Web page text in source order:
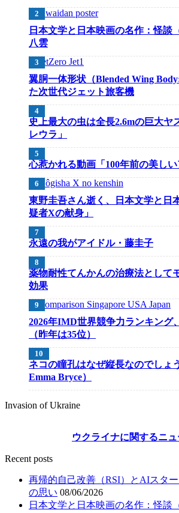
日本文学と日本映画の名作：怪談
八雲
翼胴一体形状（Blended Wing
た次世代ジェット旅客機
史上最大の虫は全長2.6mの巨大ヤ
レウラ」
心惹かれる動画「100年前の美しい
東野圭吾さん逝く、日本文学と日
疑者Xの献身」
永遠の我がアイドル・藤圭子
薬物耐性てんかんの治療法として
効果
2026年IMD世界競争力ランキング
（昨年は35位）
ネコの瞳孔はなぜ縦長なのでしょ
Emma Bryce）
Invasion of Ukraine
ウクライナに関するニュ
Recent posts
再帰的自己改善（RSI）とAIスタ
の思い 08/06/2026
日本文学と日本映画の名作：怪談